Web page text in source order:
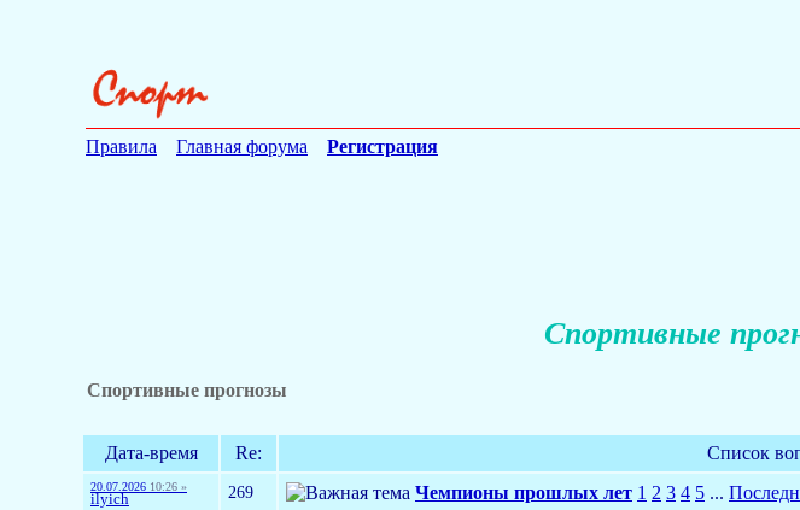
Правила Главная форума Регистрация
Спортивные
Спортивные прогнозы
Дата-время Re: Список
20.07.2026 10:26 »
ilyich 269 Чемпионы прошлых лет 1 2 3 4 5 ...